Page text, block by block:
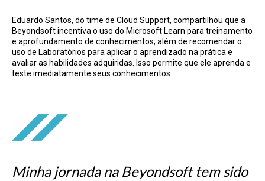
Eduardo Santos, do time de Cloud Support, compartilhou que a
Beyondsoft incentiva o uso do Microsoft Learn para treinamento
e aprofundamento de conhecimentos, além de recomendar o
uso de Laboratórios para aplicar o aprendizado na prática e
avaliar as habilidades adquiridas. Isso permite que ele aprenda e
teste imediatamente seus conhecimentos.
Minha jornada na Beyondsoft tem sido